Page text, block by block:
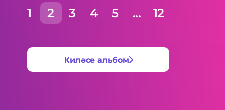
1 2 3 4 5 ... 12
Киләсе альбом